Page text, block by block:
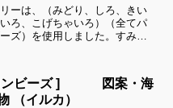
ーは、（みどり、しろ、きい
ろ、こげちゃいろ）（全てパ
ズ）を使用しました。すみれ
時間がありましたら、他の図案
てみてください...
ンビーズ ] 図案・海
（イルカ）